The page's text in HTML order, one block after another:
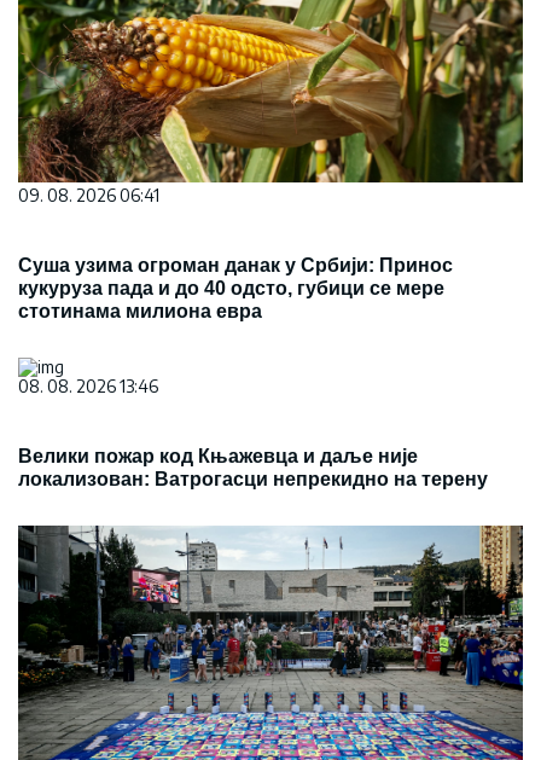
09. 08. 2026 06:41
Суша узима огроман данак у Србији: Принос
кукуруза пада и до 40 одсто, губици се мере
стотинама милиона евра
08. 08. 2026 13:46
Велики пожар код Књажевца и даље није
локализован: Ватрогасци непрекидно на терену